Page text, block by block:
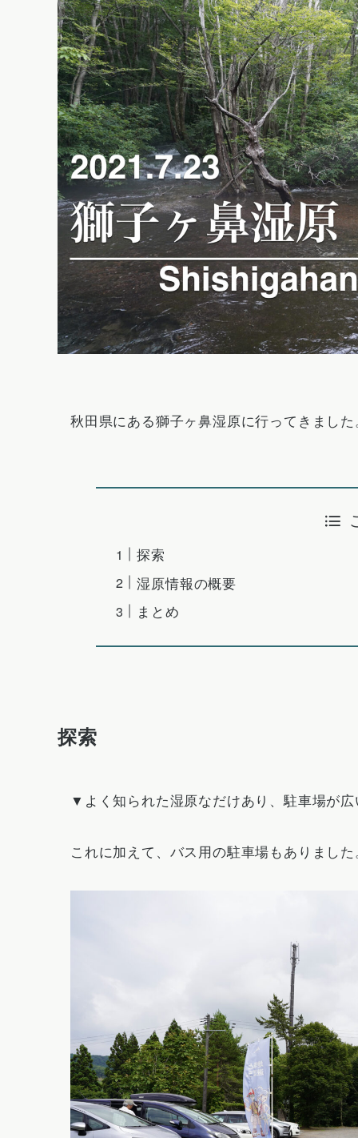
秋田県にある獅子ヶ鼻湿原に行ってきまし
探索
湿原情報の概要
まとめ
探索
▼よく知られた湿原なだけあり、駐車場が
これに加えて、バス用の駐車場もありまし